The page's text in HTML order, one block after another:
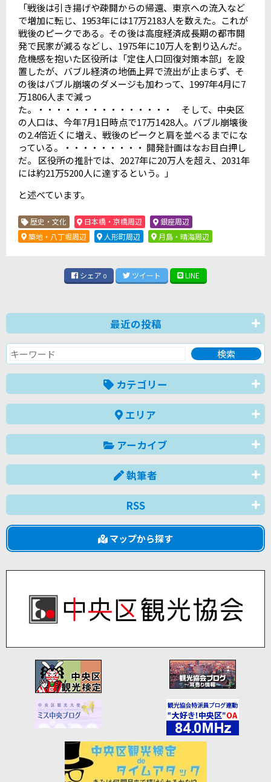
「戦後は引き揚げや疎開からの帰還、東京への流入など
で増加に転じ、1953年には17万2183人を数えた。これが
戦後のピークである。その後は高度経済成長期の都市開
発で民家が減るなどし、1975年に10万人を割り込んだ。
危機感を抱いた区役所は「定住人口回復対策本部」を設
置したが、バブル経済の地価上昇で流出が止まらず、そ
の後はバブル崩壊のダメージも加わって、1997年4月に7
万1806人まで減っ
た。・・・・・・・・・・・・・・・ そして、中央区
の人口は、今年7月1日時点で17万1428人。バブル崩壊後
の2.4倍近くに増え、戦後のピークと肩を並べるまでにな
っている。・・・・・・・・・ 開発計画はなお目白押し
だ。 区役所の推計では、2027年に20万人を超え、2031年
には約21万5200人に達するという。」
と述べています。
歴史・文化 日本橋・京橋周辺
銀座周辺
築地・八丁堀周辺
人形町周辺 月島・晴海周辺
シェア 0 ツイート LINE
最近の投稿
カテゴリー
エリア
アーカイブ
執筆者
RSS
マップから探す